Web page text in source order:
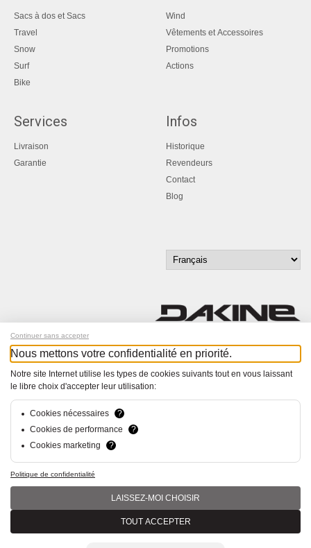
Sacs à dos et Sacs
Travel
Snow
Surf
Bike
Wind
Vêtements et Accessoires
Promotions
Actions
Services
Livraison
Garantie
Infos
Historique
Revendeurs
Contact
Blog
Inscrivez-vous à notre newsletter !
Tous droits réservés - Informations non contractuelles
hsolutions.ch
Continuer sans accepter
Nous mettons votre confidentialité en priorité.
Notre site Internet utilise les types de cookies suivants tout en vous laissant
le libre choix d'accepter leur utilisation:
Cookies nécessaires
?
Cookies de performance
?
Cookies marketing
?
Politique de confidentialité
LAISSEZ-MOI CHOISIR
TOUT ACCEPTER